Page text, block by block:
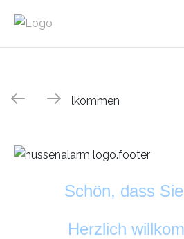
Schön, dass
Herzlich